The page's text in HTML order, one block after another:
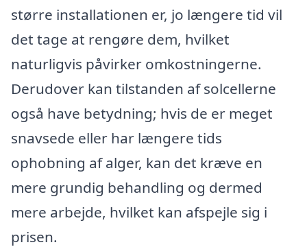
større installationen er, jo længere tid vil
det tage at rengøre dem, hvilket
naturligvis påvirker omkostningerne.
Derudover kan tilstanden af solcellerne
også have betydning; hvis de er meget
snavsede eller har længere tids
ophobning af alger, kan det kræve en
mere grundig behandling og dermed
mere arbejde, hvilket kan afspejle sig i
prisen.